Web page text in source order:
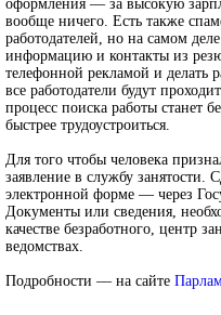
оформления — за высокую
вообще ничего. Есть также
работодателей, но на самом
информацию и контакты из
телефонной рекламой и делать
все работодатели будут
процесс поиска работы станет
быстрее трудоустроиться.
Для того чтобы человека
заявление в службу занятости.
электронной форме — через
Документы или сведения,
качестве безработного, центр
ведомствах.
Подробности — на сайте